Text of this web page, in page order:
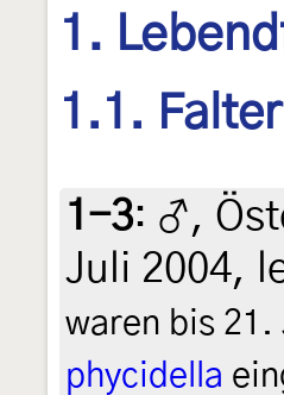
1.
1.1. Falter
1-3: ♂,
Juli 2004,
waren bis
phycidella